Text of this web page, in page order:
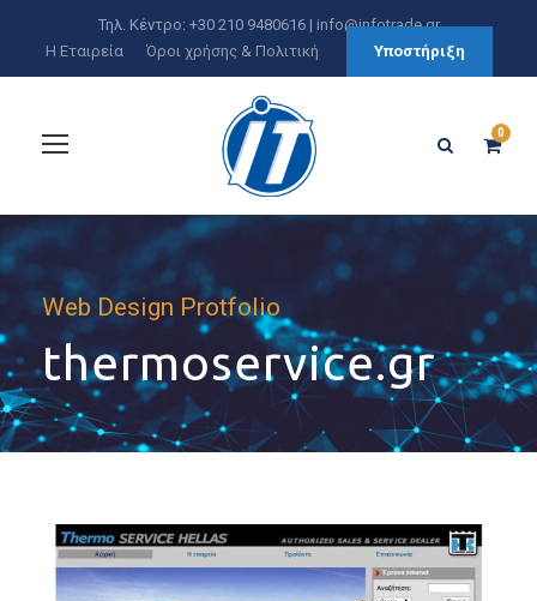
Τηλ. Κέντρο: +30 210 9480616 | info@infotrade.gr
Η Εταιρεία
Όροι χρήσης & Πολιτική Υποστήριξη
0
Web Design Protfolio
thermoservice.gr